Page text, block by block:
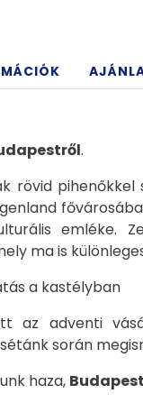
.
rövid pihenőkkel
emléke.
ma is
a kastélyban
az adventi
során
haza,